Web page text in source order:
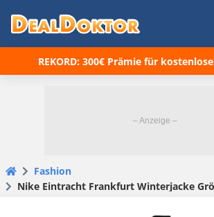
REKORD: 300€ Prämie für
Fashion
Nike Eintracht Frankfurt Winterjacke Größe L Schwarz